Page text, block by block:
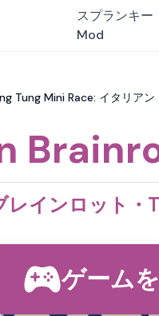
スプランキー
Mod
Tung Mini Race: イタリア
レインロット・
ゲーム